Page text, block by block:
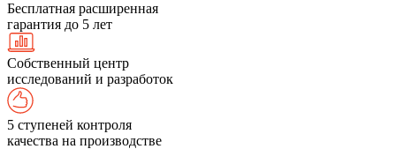
Бесплатная расширенная
гарантия до 5 лет
Собственный центр
исследований и разработок
5 ступеней контроля
качества на производстве